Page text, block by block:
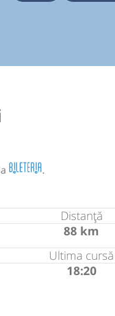
.
Distanță
88 km
Ultima cursă
18:20